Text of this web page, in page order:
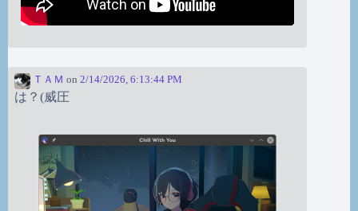
ＴＡＭ on 2/14/2026, 6:13:44 PM
は？(威圧